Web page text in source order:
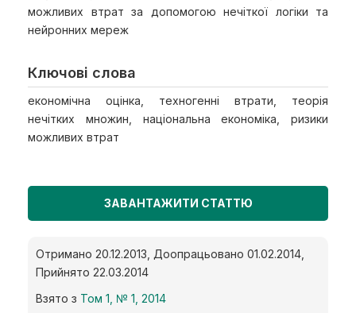
можливих втрат за допомогою нечіткої логіки та
нейронних мереж
Ключові слова
економічна оцінка, техногенні втрати, теорія
нечітких множин, національна економіка, ризики
можливих втрат
ЗАВАНТАЖИТИ СТАТТЮ
Отримано 20.12.2013, Доопрацьовано 01.02.2014,
Прийнято 22.03.2014
Взято з Том 1, № 1, 2014